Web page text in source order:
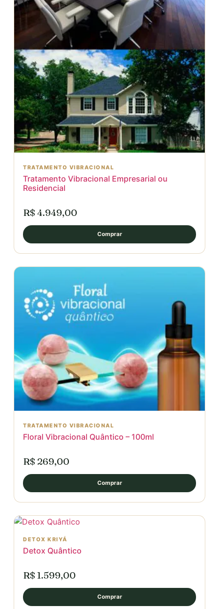
TRATAMENTO VIBRACIONAL
Tratamento Vibracional Empresarial ou
Residencial
R$ 4.949,00
Comprar
TRATAMENTO VIBRACIONAL
Floral Vibracional Quântico – 100ml
R$ 269,00
Comprar
DETOX KRIYÁ
Detox Quântico
R$ 1.599,00
Comprar